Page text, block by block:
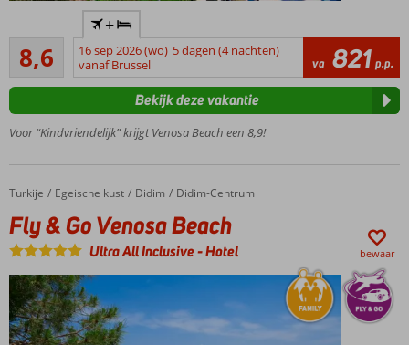
Geweldig
vakantieadres
voor het hele
gezin
Direct aan
zwembaden,
kinderbad
Winnaar
Hotel of
the year
award
8,6Aanrader
28
beoordelingen
+
16 sep 2026 (wo) 5 dagen (4 nachten)
vanaf Brussel
va 821 p.p.
Voor “Kindvriendelijk” krijgt Venosa Beach een 8,9!
Bekijk deze vakantie
Home
Turkije Egeische kust Didim Didim-Centrum
Fly & Go Venosa Beach
Fly & Go Venosa Beach
Ultra All Inclusive-Hotel bewaar